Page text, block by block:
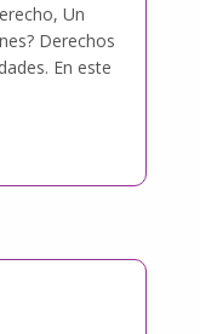
Un
Derechos
En este